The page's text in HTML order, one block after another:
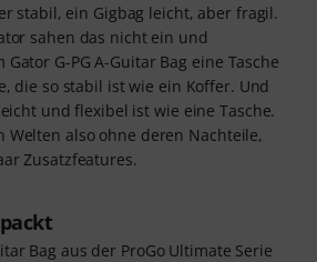
stabil, ein Gigbag leicht, aber fragil.
sahen das nicht ein und
G-PG A-Guitar Bag eine Tasche
die so stabil ist wie ein Koffer. Und
und flexibel ist wie eine Tasche.
Welten also ohne deren Nachteile,
Zusatzfeatures.
Bag aus der ProGo Ultimate Serie